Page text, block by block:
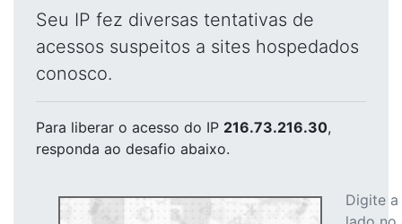
Seu IP fez diversas tentativas de
acessos suspeitos a sites hospedados
conosco.
Para liberar o acesso do IP 216.73.216.30,
responda ao desafio abaixo.
Digite